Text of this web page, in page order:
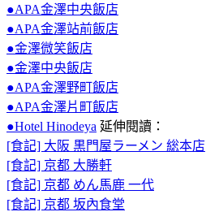
●APA金澤中央飯店
●APA金澤站前飯店
●金澤微笑飯店
●金澤中央飯店
●APA金澤野町飯店
●APA金澤片町飯店
●Hotel Hinodeya 延伸閱讀：
[食記] 大阪 黒門屋ラーメン 総本店
[食記] 京都 大勝軒
[食記] 京都 めん馬鹿 一代
[食記] 京都 坂內食堂